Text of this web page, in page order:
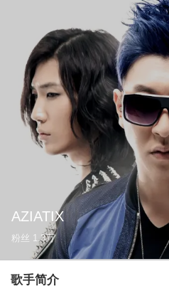
AZIATIX
粉丝 1.3万
歌手简介